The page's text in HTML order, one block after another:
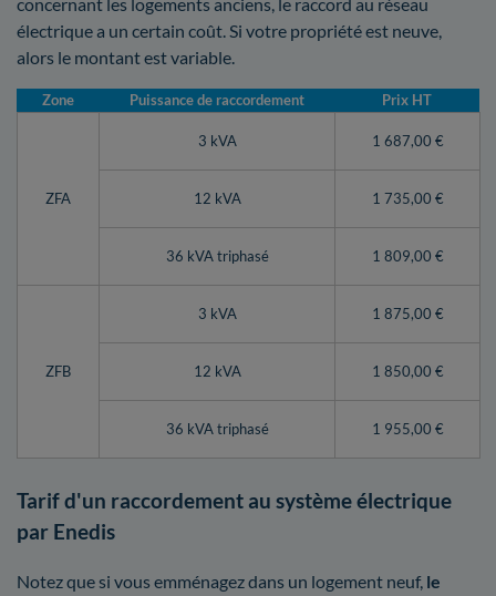
électrique a un certain coût. Si votre propriété est neuve,
alors le montant est variable.
Zone Puissance de raccordement Prix HT
ZFA
3 kVA 1 687,00 €
12 kVA 1 735,00 €
36 kVA triphasé 1 809,00 €
ZFB
3 kVA 1 875,00 €
12 kVA 1 850,00 €
36 kVA triphasé 1 955,00 €
Tarif d'un raccordement au système électrique
par Enedis
Notez que si vous emménagez dans un logement neuf, le